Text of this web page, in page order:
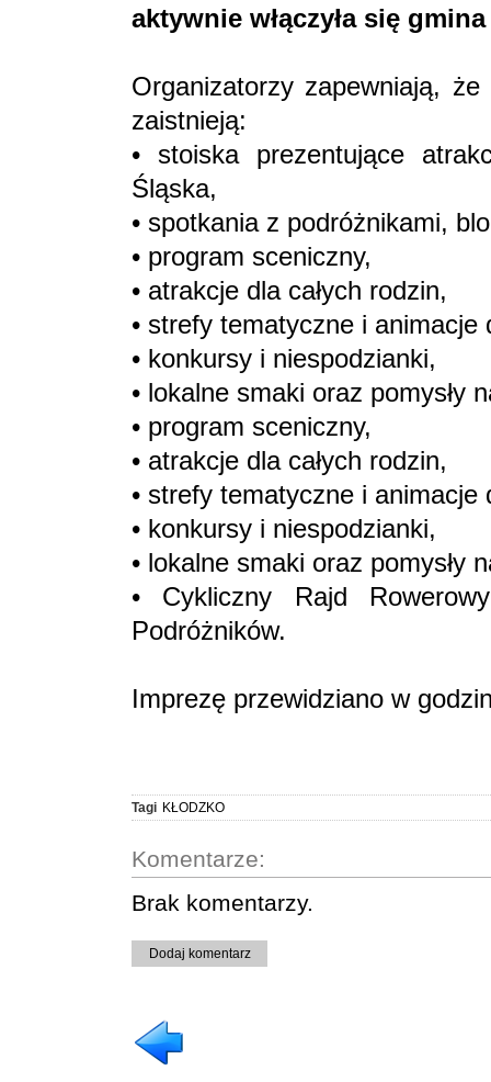
aktywnie włączyła się
Organizatorzy zapewniają,
zaistnieją:
• stoiska prezentujące
Śląska,
• spotkania z podróżnikami,
• program sceniczny,
• atrakcje dla całych rodzin,
• strefy tematyczne i animacje
• konkursy i niespodzianki,
• lokalne smaki oraz pomysły
• program sceniczny,
• atrakcje dla całych rodzin,
• strefy tematyczne i animacje
• konkursy i niespodzianki,
• lokalne smaki oraz pomysły
• Cykliczny Rajd
Podróżników.
Imprezę przewidziano w
Tagi KŁODZKO
Komentarze:
Brak komentarzy.
Dodaj komentarz